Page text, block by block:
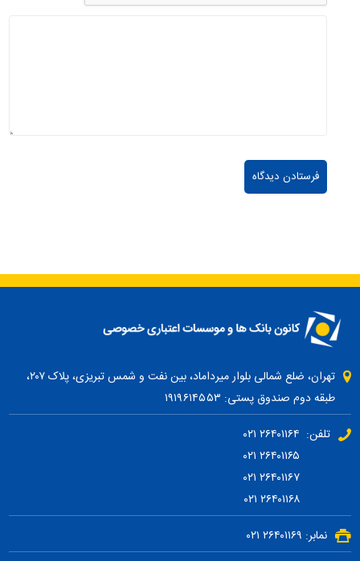
تهران، ضلع شمالی بلوار میرداماد، بین نفت و شمس تبریزی، پلاک ۲۰۷،
طبقه دوم صندوق پستی: ۱۹۱۹۶۱۴۵۵۳
تلفن: ۲۶۴۰۱۱۶۴ ۰۲۱
۲۶۴۰۱۱۶۷ ۰۲۱
۲۶۴۰۱۱۶۸ ۰۲۱
نمابر: ۲۶۴۰۱۱۶۹ ۰۲۱